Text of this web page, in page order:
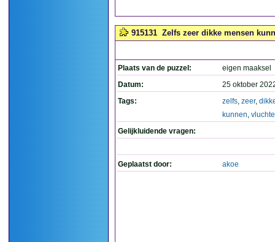
915131 Zelfs zeer dikke mensen
Plaats van de puzzel:
eigen maaksel
Datum:
25 oktober
Tags:
zelfs, zeer,
kunnen,
Gelijkluidende vragen:
Geplaatst door: akoe